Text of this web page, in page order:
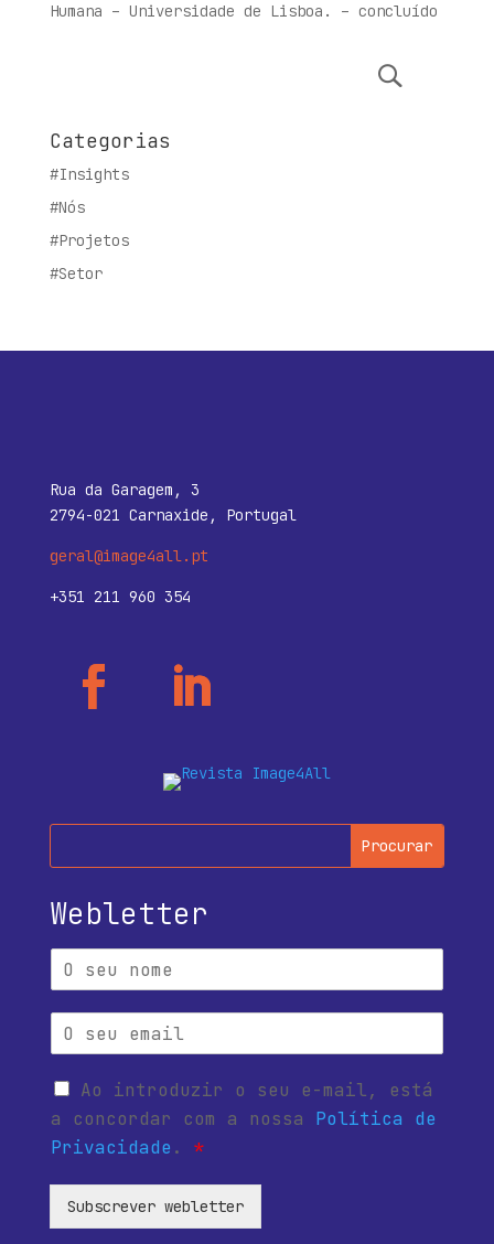
Humana – Universidade de Lisboa. – concluído
Categorias
#Insights
#Nós
#Projetos
#Setor
Rua da Garagem, 3
2794-021 Carnaxide, Portugal
geral@image4all.pt
+351 211 960 354
Webletter
Ao introduzir o seu e-mail, está
a concordar com a nossa Política de
Privacidade . *
Subscrever webletter